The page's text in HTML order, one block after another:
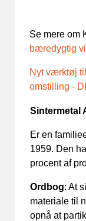
Se mere om
bæredygtig
Nyt værktøj
omstilling -
Sintermetal
Er en
1959. Den
procent af
Ordbog: At
materiale til
opnå at